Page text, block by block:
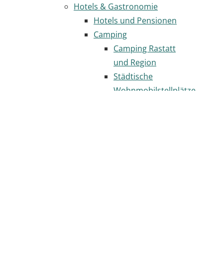
Hotels & Gastronomie
Hotels und Pensionen
Camping
Camping Rastatt
und Region
Städtische
Wohnmobilstellplätze